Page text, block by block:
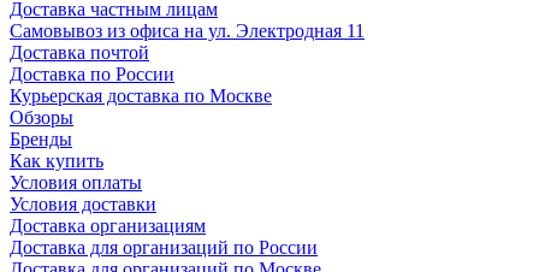
Доставка частным лицам
Самовывоз из офиса на ул. Электродная 11
Доставка почтой
Доставка по России
Курьерская доставка по Москве
Обзоры
Бренды
Как купить
Условия оплаты
Условия доставки
Доставка организациям
Доставка для организаций по России